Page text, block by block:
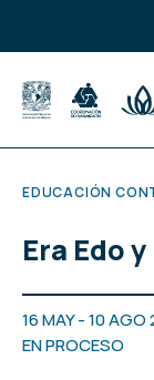
EDUCACIÓN
Era Edo
16 MAY - 10 AGO
EN PROCESO